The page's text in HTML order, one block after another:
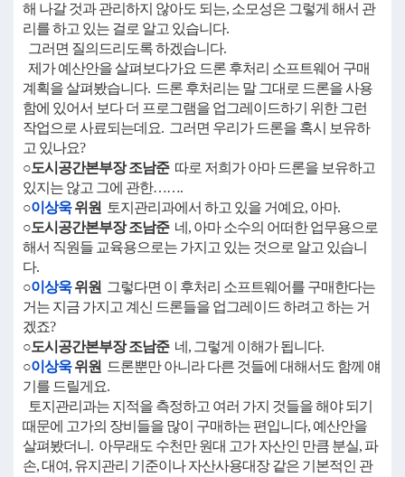
해 나갈 것과 관리하지 않아도 되는, 소모성은 그렇게 해서 관
리를 하고 있는 걸로 알고 있습니다.
그러면 질의드리도록 하겠습니다.
제가 예산안을 살펴보다가요 드론 후처리 소프트웨어 구매
계획을 살펴봤습니다. 드론 후처리는 말 그대로 드론을 사용
함에 있어서 보다 더 프로그램을 업그레이드하기 위한 그런
작업으로 사료되는데요. 그러면 우리가 드론을 혹시 보유하
고 있나요?
○도시공간본부장 조남준따로 저희가 아마 드론을 보유하고
있지는 않고 그에 관한…….
○이상욱위원
토지관리과에서 하고 있을 거예요, 아마.
○도시공간본부장 조남준네, 아마 소수의 어떠한 업무용으로
해서 직원들 교육용으로는 가지고 있는 것으로 알고 있습니
다.
○이상욱위원 그렇다면 이 후처리 소프트웨어를 구매한다는
거는 지금 가지고 계신 드론들을 업그레이드 하려고 하는 거
겠죠?
○도시공간본부장 조남준네, 그렇게 이해가 됩니다.
○이상욱위원
드론뿐만 아니라 다른 것들에 대해서도 함께 얘
기를 드릴게요.
토지관리과는 지적을 측정하고 여러 가지 것들을 해야 되기
때문에 고가의 장비들을 많이 구매하는 편입니다, 예산안을
살펴봤더니. 아무래도 수천만 원대 고가 자산인 만큼 분실, 파
손, 대여, 유지관리 기준이나 자산사용대장 같은 기본적인 관